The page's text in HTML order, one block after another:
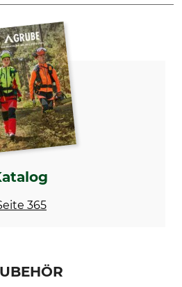
Akkusystem
CAS-System
90
365